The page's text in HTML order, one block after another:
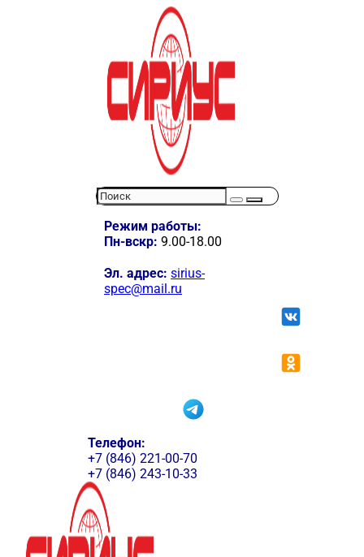
Режим работы:
Пн-вскр: 9.00-18.00
Эл. адрес: sirius-
spec@mail.ru
Телефон:
+7 (846) 221-00-70
+7 (846) 243-10-33